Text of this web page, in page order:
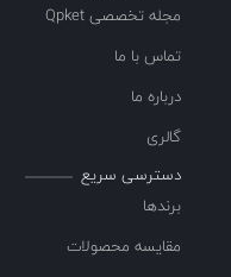
مجله تخصصی Qpket
تماس با ما
درباره ما
گالری
دسترسی سریع
برندها
مقایسه محصولات